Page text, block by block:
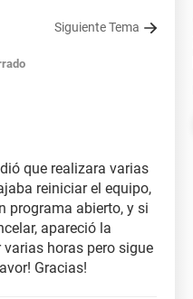
Siguiente Tema
que realizara varias
reiniciar el equipo,
programa abierto, y si
apareció la
horas pero sigue
Gracias!